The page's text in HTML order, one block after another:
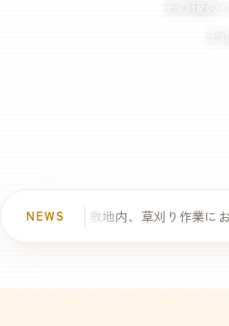
その後
NEWS
地内、草刈り作業において、入場規